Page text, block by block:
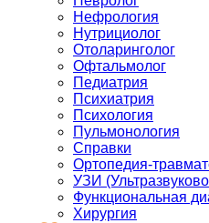
Нефрология
Нутрициолог
Отоларинголог
Офтальмолог
Педиатрия
Психиатрия
Психология
Пульмонология
Справки
Ортопедия-
УЗИ
Функциональная
Хирургия